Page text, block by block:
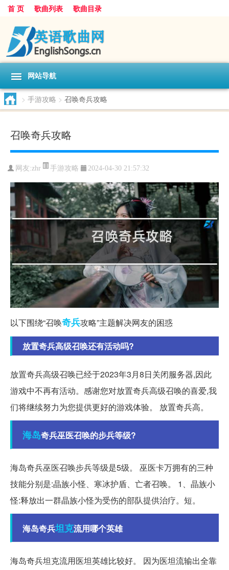
首 页 歌曲列表 歌曲目录
网站导航
> 手游攻略 > 召唤奇兵攻略
召唤奇兵攻略
网友:zhr 手游攻略 2024-04-30 21:57:32
以下围绕“召唤奇兵攻略”主题解决网友的困惑
放置奇兵高级召唤还有活动吗?
放置奇兵高级召唤已经于2023年3月8日关闭服务器,因此
游戏中不再有活动。感谢您对放置奇兵高级召唤的喜爱,我
们将继续努力为您提供更好的游戏体验。 放置奇兵高。
海岛奇兵巫医召唤的步兵等级?
海岛奇兵巫医召唤步兵等级是5级。 巫医卡万拥有的三种
技能分别是:晶族小怪、寒冰护盾、亡者召唤。 1、晶族小
怪:释放出一群晶族小怪为受伤的部队提供治疗。短。
海岛奇兵坦克流用哪个英雄
海岛奇兵坦克流用医坦英雄比较好。 因为医坦流输出全靠